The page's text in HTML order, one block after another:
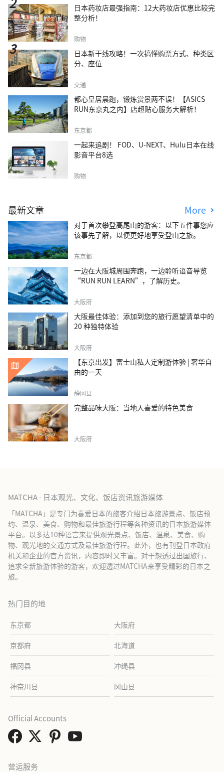
日本药妆店最强指南：12大药妆店优惠比较完
整分析！
购物
日本新干线攻略！一次搞懂购票方式、种类区
分、座位
交通
都心皇居晨跑，锻炼赏景两不误！【ASICS
RUN东京丸之内】店超贴心服务大解析！
东京都
一起来追剧！ FOD、U-NEXT、Hulu日本在线
影音平台8选
购物
最新文章 More
对于首次攀登高尾山的游客：以下五件事您应
该事先了解，以便更好地享受登山之旅。
东京都
一边在大阪城周围奔跑，一边聆听语音导览
“RUN RUN LEARN”，了解历史。
大阪府
大阪最佳体验：添加到您的旅行愿望清单中的
20 种独特体验
大阪府
【东京出发】富士山私人定制游体验 | 奢华自
由的一天
静冈县
完整品味大阪：当地人喜爱的特色美食
大阪府
MATCHA - 日本观光、文化、饭店资讯旅游媒体
「MATCHA」是专门为喜爱日本的旅客介绍日本旅游景点、饭店预
约、温泉、美食、购物和最佳旅游行程等各种资讯的日本旅游媒体
平台。以多达10种语言来提供观光景点、饭店、温泉、美食、购
物、观光地的交通方式及最佳旅游行程。此外，也有刊登日本政府
机关和企业的官方资讯，内容即时又丰富。对于想透过出国旅行、
追求全新旅游体验的游客，欢迎透过MATCHA来享受精彩的日本之
旅。
热门目的地
东京都 大阪府
京都府 北海道
福冈县 冲绳县
神奈川县 冈山县
营运服务
Official Accounts